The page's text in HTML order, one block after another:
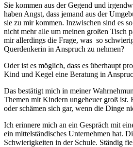
Sie kommen aus der Gegend und
haben Angst, dass jemand aus der
sie zu mir kommen. Inzwischen sind es
nicht mehr alle um meinen großen Tisch
mir allerdings die Frage, was so
Querdenkerin in Anspruch zu nehmen?
Oder ist es möglich, dass es überhaupt
Kind und Kegel eine Beratung in
Das bestätigt mich in meiner
Themen mit Kindern ungeheuer groß ist.
oder schämen sich gar, wenn die Dinge
Ich erinnere mich an ein Gespräch mit
ein mittelständisches Unternehmen hat.
Schwierigkeiten in der Schule. Ständig